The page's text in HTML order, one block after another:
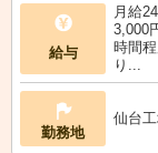
給与
月給
3,000
時間
り...
勤務地
仙台